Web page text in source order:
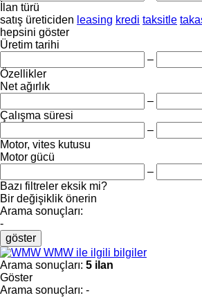
İlan türü
satış üreticiden leasing kredi taksitle
hepsini göster
Üretim tarihi
–
Özellikler
Net ağırlık
–
Çalışma süresi
–
Motor, vites kutusu
Motor gücü
–
Bazı filtreler eksik mi?
Bir değişiklik önerin
Arama sonuçları:
-
göster
WMW ile ilgili bilgiler
Arama sonuçları: 5 ilan
Göster
Arama sonuçları: -